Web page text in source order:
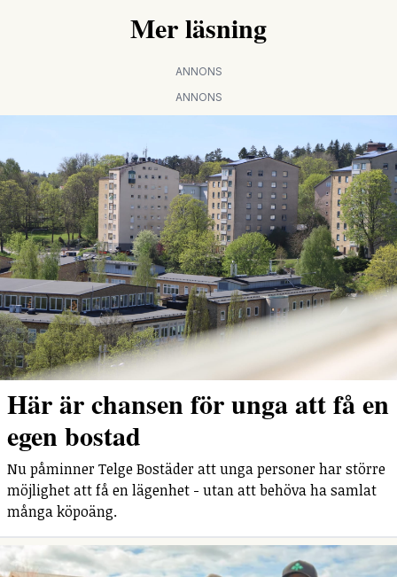
Mer läsning
ANNONS
ANNONS
Här är chansen för unga att få en
egen bostad
Nu påminner Telge Bostäder att unga personer har större
möjlighet att få en lägenhet - utan att behöva ha samlat
många köpoäng.